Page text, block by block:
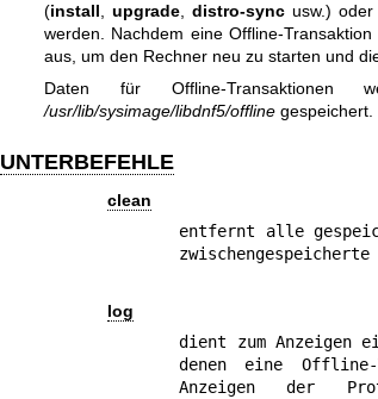
(install upgrade, distro-syncusw.)
werden. Nachdem eine Offline-
aus, um den Rechner neu zu starten und
Daten für Offline-Transaktionen
/usr/lib/sysimage/libdnf5/offlinegespeichert.
UNTERBEFEHLE
clean
entfernt alle
log
dient zum Anzeigen
denen eine Offline-
Anzeigen der